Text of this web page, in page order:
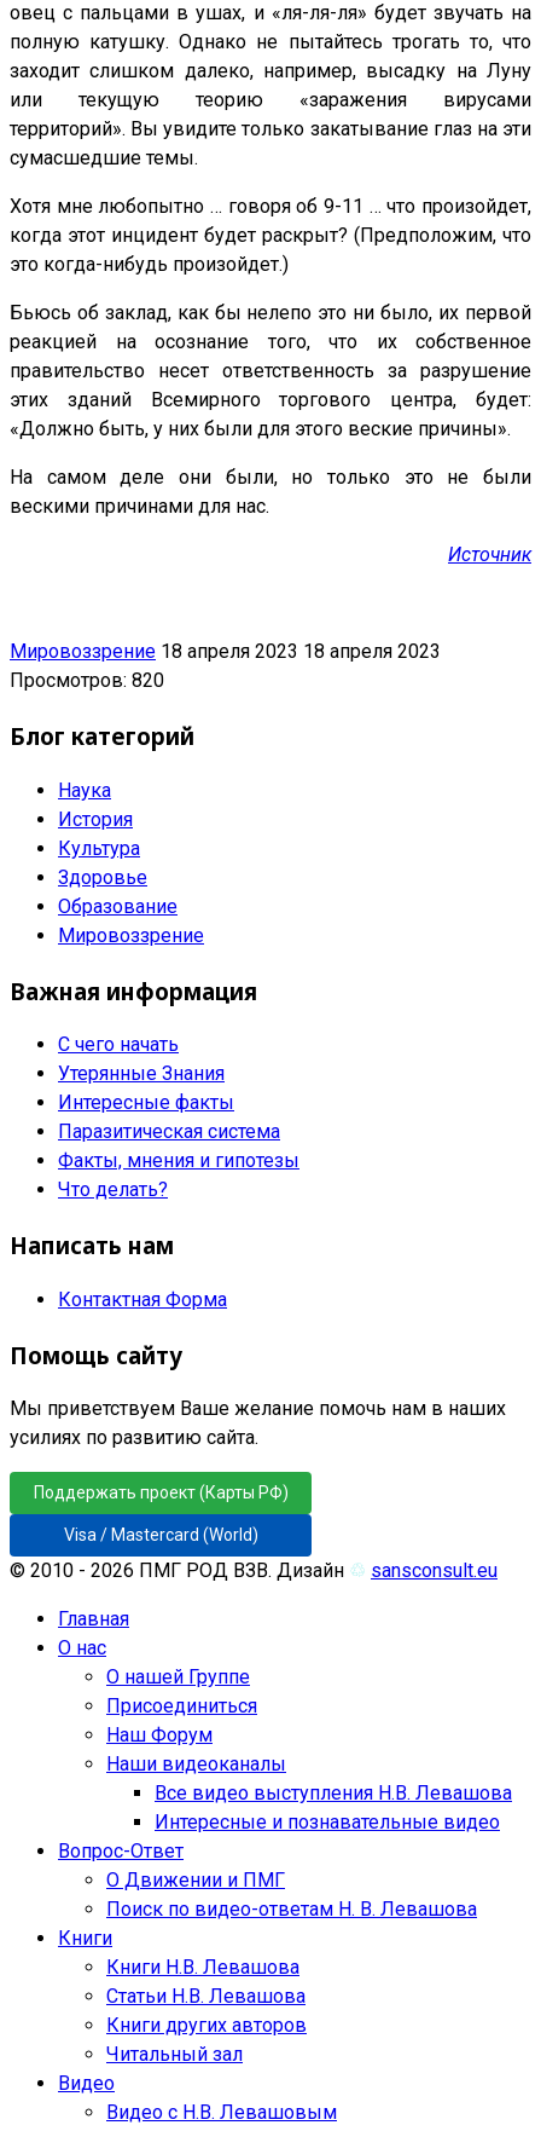
овец с пальцами в ушах, и «ля-ля-ля» будет звучать на
полную катушку. Однако не пытайтесь трогать то, что
заходит слишком далеко, например, высадку на Луну
или текущую теорию «заражения вирусами
территорий». Вы увидите только закатывание глаз на эти
сумасшедшие темы.
Хотя мне любопытно … говоря об 9-11 … что произойдет,
когда этот инцидент будет раскрыт? (Предположим, что
это когда-нибудь произойдет.)
Бьюсь об заклад, как бы нелепо это ни было, их первой
реакцией на осознание того, что их собственное
правительство несет ответственность за разрушение
этих зданий Всемирного торгового центра, будет:
«Должно быть, у них были для этого веские причины».
На самом деле они были, но только это не были
вескими причинами для нас.
Источник
Мировоззрение 18 апреля 2023 18 апреля 2023
Просмотров: 820
Блог категорий
Наука
История
Культура
Здоровье
Образование
Мировоззрение
Важная информация
С чего начать
Утерянные Знания
Интересные факты
Паразитическая система
Факты, мнения и гипотезы
Что делать?
Написать нам
Контактная Форма
Помощь сайту
Мы приветствуем Ваше желание помочь нам в наших
усилиях по развитию сайта.
Поддержать проект (Карты РФ)
Visa / Mastercard (World)
© 2010 - 2026 ПМГ РОД ВЗВ. Дизайн ♲ sansconsult.eu
Главная
О нас
О нашей Группе
Присоединиться
Наш Форум
Наши видеоканалы
Все видео выступления Н.В. Левашова
Интересные и познавательные видео
Вопрос-Ответ
О Движении и ПМГ
Поиск по видео-ответам Н. В. Левашова
Книги
Книги Н.В. Левашова
Статьи Н.В. Левашова
Книги других авторов
Читальный зал
Видео
Видео с Н.В. Левашовым